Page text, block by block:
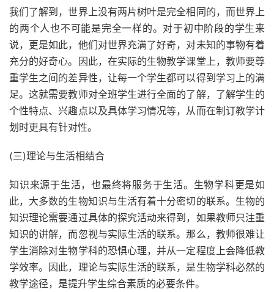
我们了解到，世界上没有两片树叶是完全相同的，而世界上
的两个人也不可能是完全一样的。对于初中阶段的学生来
说，更是如此，他们对世界充满了好奇，对未知的事物有着
充分的好奇心。因此，在实际的生物教学课堂上，教师要尊
重学生之间的差异性，让每一个学生都可以得到学习上的满
足。这就需要教师对全班学生进行全面的了解，了解学生的
个性特点、兴趣点以及具体学习情况等，从而在制订教学计
划时更具有针对性。
(三)理论与生活相结合
知识来源于生活，也最终将服务于生活。生物学科更是如
此，大多数的生物知识与生活有着十分密切的联系。生物的
知识理论需要通过具体的探究活动来得到，如果教师只注重
知识的讲解，而忽视与实际生活的联系。那么，教师很难让
学生消除对生物学科的恐惧心理，并从一定程度上会降低教
学效率。因此，理论与实际生活的联系，是生物学科必然的
教学途径，是提升学生综合素质的必要条件。